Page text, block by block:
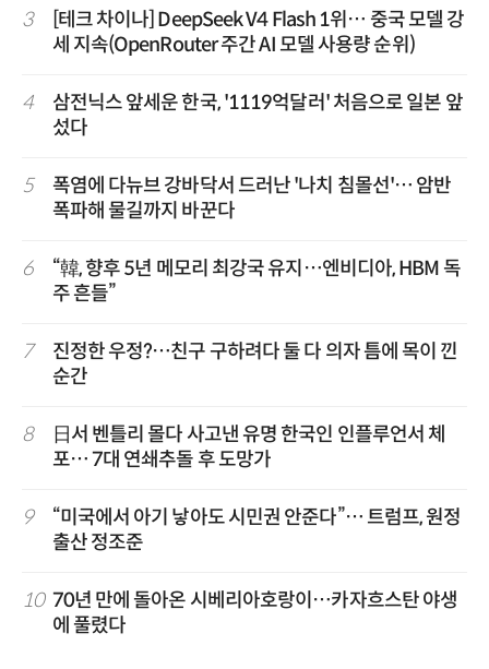
3
[테크 차이나] DeepSeek V4 Flash 1위… 중국 모델 강
세 지속(OpenRouter 주간 AI 모델 사용량 순위)
4
삼전닉스 앞세운 한국, '1119억달러' 처음으로 일본 앞
섰다
5
폭염에 다뉴브 강바닥서 드러난 '나치 침몰선'… 암반
폭파해 물길까지 바꾼다
6
“韓, 향후 5년 메모리 최강국 유지…엔비디아, HBM 독
주 흔들”
7
진정한 우정?…친구 구하려다 둘 다 의자 틈에 목이 낀
순간
8
日서 벤틀리 몰다 사고낸 유명 한국인 인플루언서 체
포… 7대 연쇄추돌 후 도망가
9
“미국에서 아기 낳아도 시민권 안준다”… 트럼프, 원정
출산 정조준
10 70년 만에 돌아온 시베리아호랑이…카자흐스탄 야생
에 풀렸다